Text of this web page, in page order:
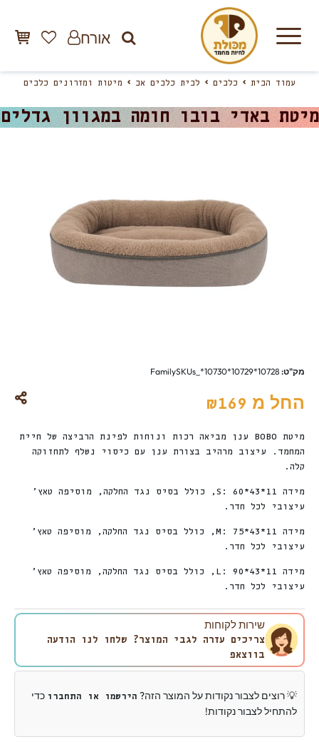
אורח
עמוד הבית כלבים לבית כלבים אב מיטות ומזרונים כלבים
מיטת באדי בובו חומה במגוון גדלים
מק"ט: FamilySKUs_*10730*10729*10728
החל מ ₪169
מיטת BOBO ענן מביאה רכות ונוחות לפינת הרביצה של חיית
המחמד. עיצוב מרהיב בצורת ענן עם כיסוי נשלף לתחזוקה
קלה.
מידה S: 60*43*11, כולל בסיס נגד החלקה, מוסיפה טאץ’
עיצובי לכל חדר.
מידה M: 75*43*11, כולל בסיס נגד החלקה, מוסיפה טאץ’
עיצובי לכל חדר.
מידה L: 90*43*11, כולל בסיס נגד החלקה, מוסיפה טאץ’
עיצובי לכל חדר.
שירות לקוחות
צריכים עזרה לגבי המוצר? שלחו לנו הודעה
בווצאפ
💡 רוצים לצבור נקודות על המוצר הזה? הירשמו או התחברו כדי
להתחיל לצבור נקודות!